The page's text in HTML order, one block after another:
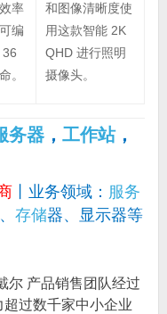
率
编
。
和图像清晰度使
用这款智能 2K
QHD 进行照明
摄像头。
务器， 工作站，
丨业务领域： 服务
存储器、显示器等
尔 产品销售团队经过
过数千家中小企业